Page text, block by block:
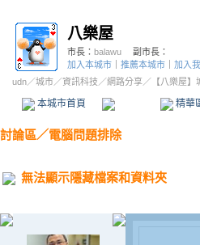
八樂屋
市長： balawu
副市長：
加入本城市
推薦本城市 加入
udn／城市／資訊科技 ／網路分享／ 【八樂屋】
本城市首頁 精華
討論區／電腦問題排除
無法顯示隱藏檔案和資料夾